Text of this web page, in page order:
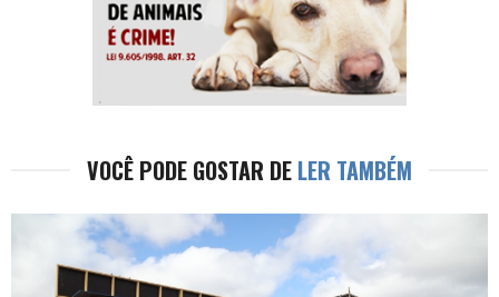
VOCÊ PODE GOSTAR DE LER TAMBÉM